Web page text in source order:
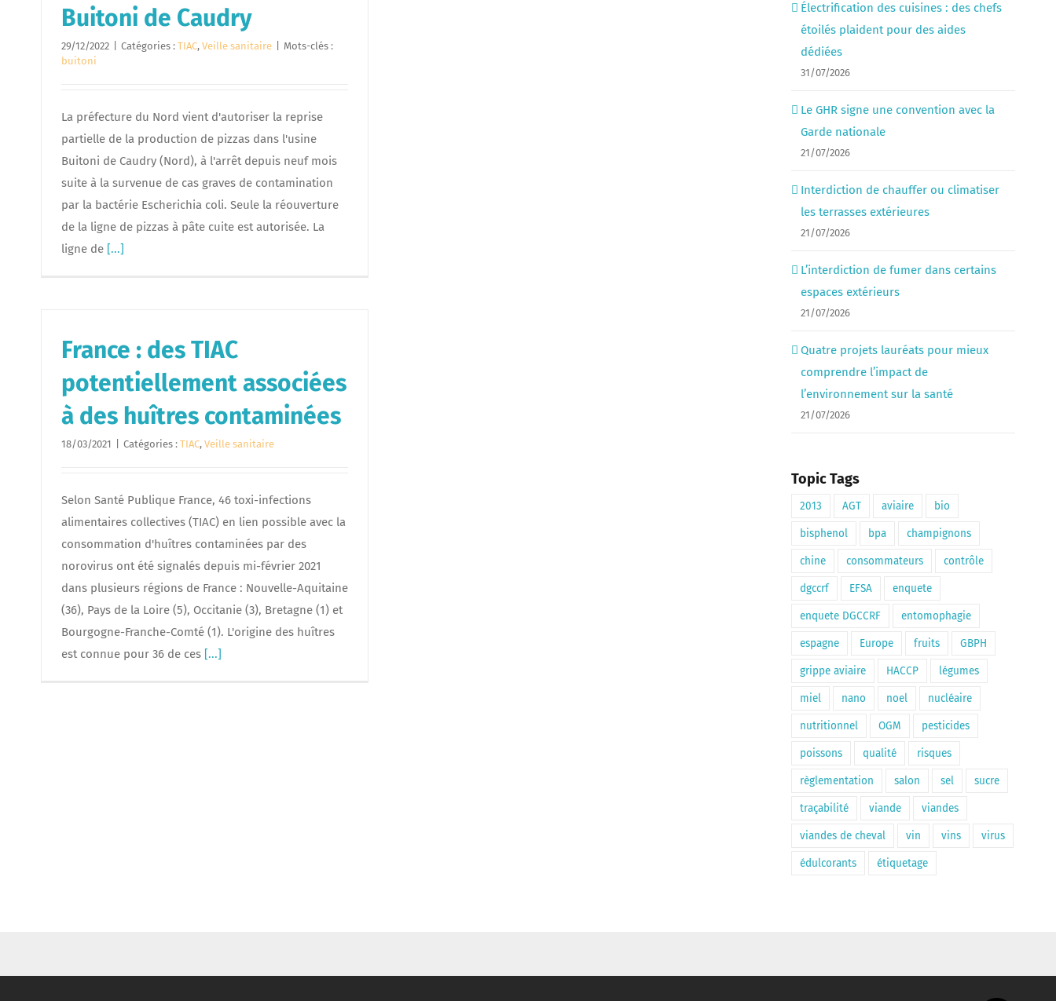
Buitoni de Caudry
29/12/2022 Catégories : TIAC, Veille sanitaire
Mots-clés :
buitoni
La préfecture du Nord vient d'autoriser la reprise
partielle de la production de pizzas dans l'usine
Buitoni de Caudry (Nord), à l'arrêt depuis neuf mois
suite à la survenue de cas graves de contamination
par la bactérie Escherichia coli. Seule la réouverture
de la ligne de pizzas à pâte cuite est autorisée. La
ligne de [...]
France : des TIAC
potentiellement associées
à des huîtres contaminées
18/03/2021 Catégories : TIAC, Veille sanitaire
Selon Santé Publique France, 46 toxi-infections
alimentaires collectives (TIAC) en lien possible avec la
consommation d'huîtres contaminées par des
norovirus ont été signalés depuis mi-février 2021
dans plusieurs régions de France : Nouvelle-Aquitaine
(36), Pays de la Loire (5), Occitanie (3), Bretagne (1) et
Bourgogne-Franche-Comté (1). L'origine des huîtres
est connue pour 36 de ces [...]
Électrification des cuisines : des chefs
étoilés plaident pour des aides
dédiées
31/07/2026
Le GHR signe une convention avec la
Garde nationale
21/07/2026
Interdiction de chauffer ou climatiser
les terrasses extérieures
21/07/2026
L’interdiction de fumer dans certains
espaces extérieurs
21/07/2026
Quatre projets lauréats pour mieux
comprendre l’impact de
l’environnement sur la santé
21/07/2026
Topic Tags
2013 AGT aviaire bio
bisphenol bpa champignons
chine consommateurs contrôle
dgccrf EFSA enquete
enquete DGCCRF entomophagie
espagne Europe fruits GBPH
grippe aviaire HACCP légumes
miel nano noel nucléaire
nutritionnel OGM pesticides
poissons qualité risques
règlementation salon sel sucre
traçabilité viande viandes
viandes de cheval vin vins virus
édulcorants étiquetage